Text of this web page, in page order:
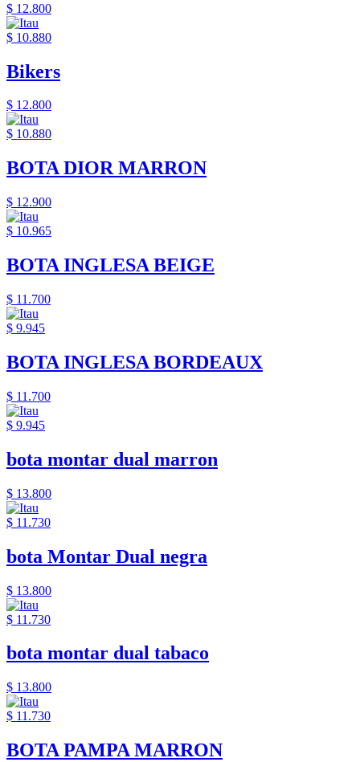
$ 12.800
$ 10.880
Bikers
$ 12.800
$ 10.880
BOTA DIOR MARRON
$ 12.900
$ 10.965
BOTA INGLESA BEIGE
$ 11.700
$ 9.945
BOTA INGLESA BORDEAUX
$ 11.700
$ 9.945
bota montar dual marron
$ 13.800
$ 11.730
bota Montar Dual negra
$ 13.800
$ 11.730
bota montar dual tabaco
$ 13.800
$ 11.730
BOTA PAMPA MARRON